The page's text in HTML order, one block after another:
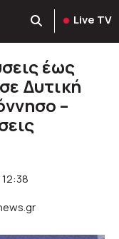
Live TV
έως
Δυτική
–